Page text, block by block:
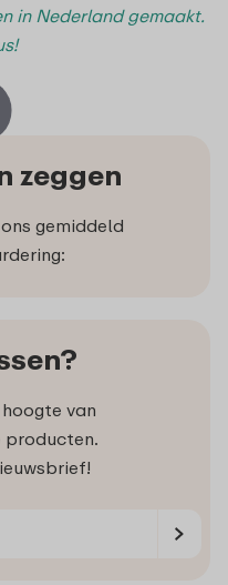
in Nederland gemaakt.
zeggen
gemiddeld
van
producten.